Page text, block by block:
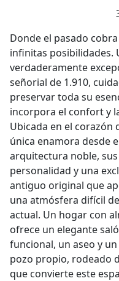
Donde el pasado
infinitas posibilidades.
verdaderamente
señorial de 1.910,
preservar toda su
incorpora el confort y
Ubicada en el corazón
única enamora desde
arquitectura noble,
personalidad y una
antiguo original que
una atmósfera difícil
actual. Un hogar con
ofrece un elegante
funcional, un aseo y
pozo propio, rodeado
que convierte este